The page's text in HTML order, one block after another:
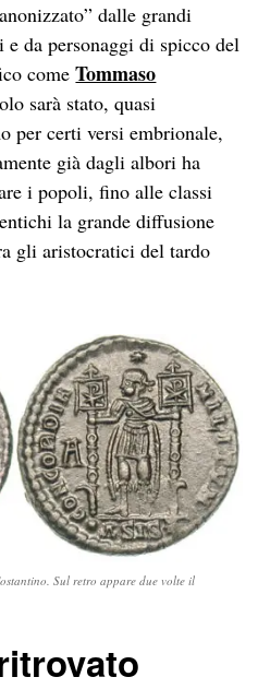
dalle grandi
da personaggi di spicco del
comeTommaso
sarà stato, quasi
per certi versi embrionale,
già dagli albori ha
i popoli, fino alle classi
la grande diffusione
gli aristocratici del tardo
Sul retro appare due volte il